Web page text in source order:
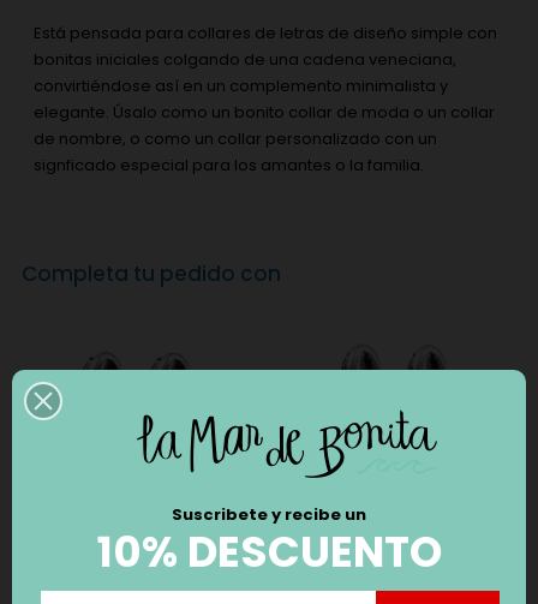
Está pensada para collares de letras de diseño simple con
bonitas iniciales colgando de una cadena veneciana,
convirtiéndose así en un complemento minimalista y
elegante. Úsalo como un bonito collar de moda o un collar
de nombre, o como un collar personalizado con un
signficado especial para los amantes o la familia.
Completa tu pedido con
PENDIENTES CICLÓN PENDIENTES CICLÓN
10% DESCUENTO
Suscribete y recibe un